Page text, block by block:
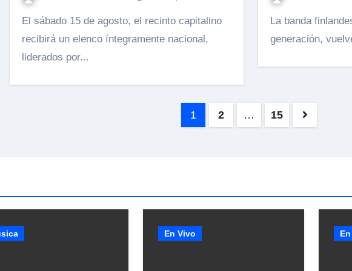
El sábado 15 de agosto, el recinto capitalino
recibirá un elenco íntegramente nacional,
liderados por...
La banda finlandesa que marcó a toda una
generación,
Paginación
1 2 … 15
En Vivo